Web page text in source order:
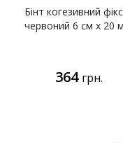
Бінт когезивний
червоний 6 см х 20
364 грн.